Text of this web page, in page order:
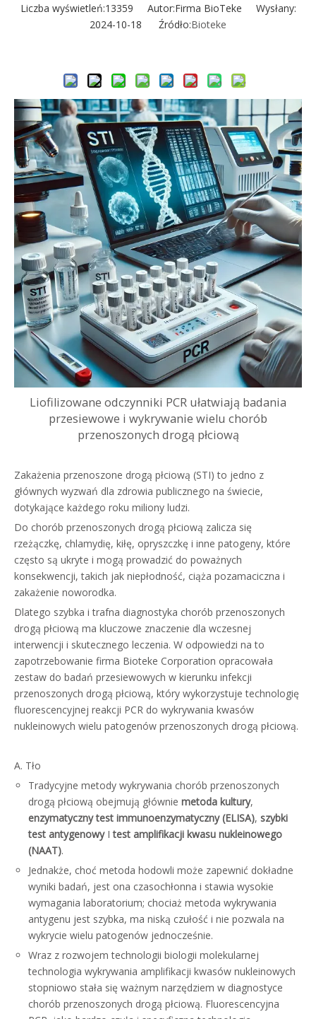
Liczba wyświetleń:13359 Autor:Firma BioTeke Wysłany:
2024-10-18 Źródło:Bioteke
Liofilizowane odczynniki PCR ułatwiają badania
przesiewowe i wykrywanie wielu chorób
przenoszonych drogą płciową
Zakażenia przenoszone drogą płciową (STI) to jedno z
głównych wyzwań dla zdrowia publicznego na świecie,
dotykające każdego roku miliony ludzi.
Do chorób przenoszonych drogą płciową zalicza się
rzeżączkę, chlamydię, kiłę, opryszczkę i inne patogeny, które
często są ukryte i mogą prowadzić do poważnych
konsekwencji, takich jak niepłodność, ciąża pozamaciczna i
zakażenie noworodka.
Dlatego szybka i trafna diagnostyka chorób przenoszonych
drogą płciową ma kluczowe znaczenie dla wczesnej
interwencji i skutecznego leczenia. W odpowiedzi na to
zapotrzebowanie firma Bioteke Corporation opracowała
zestaw do badań przesiewowych w kierunku infekcji
przenoszonych drogą płciową, który wykorzystuje technologię
fluorescencyjnej reakcji PCR do wykrywania kwasów
nukleinowych wielu patogenów przenoszonych drogą płciową.
A. Tło
Tradycyjne metody wykrywania chorób przenoszonych
drogą płciową obejmują głównie metoda kultury,
enzymatyczny test immunoenzymatyczny (ELISA), szybki
test antygenowyItest amplifikacji kwasu nukleinowego
(NAAT).
Jednakże, choć metoda hodowli może zapewnić dokładne
wyniki badań, jest ona czasochłonna i stawia wysokie
wymagania laboratorium; chociaż metoda wykrywania
antygenu jest szybka, ma niską czułość i nie pozwala na
wykrycie wielu patogenów jednocześnie.
Wraz z rozwojem technologii biologii molekularnej
technologia wykrywania amplifikacji kwasów nukleinowych
stopniowo stała się ważnym narzędziem w diagnostyce
chorób przenoszonych drogą płciową. Fluorescencyjna